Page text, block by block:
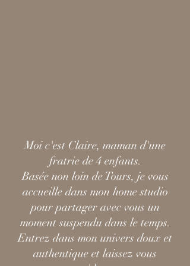
Moi c'est Claire, maman d'une
fratrie de 4 enfants.
Basée non loin de Tours, je vous
accueille dans mon home studio
pour partager avec vous un
moment suspendu dans le temps.
Entrez dans mon univers doux et
authentique et laissez vous